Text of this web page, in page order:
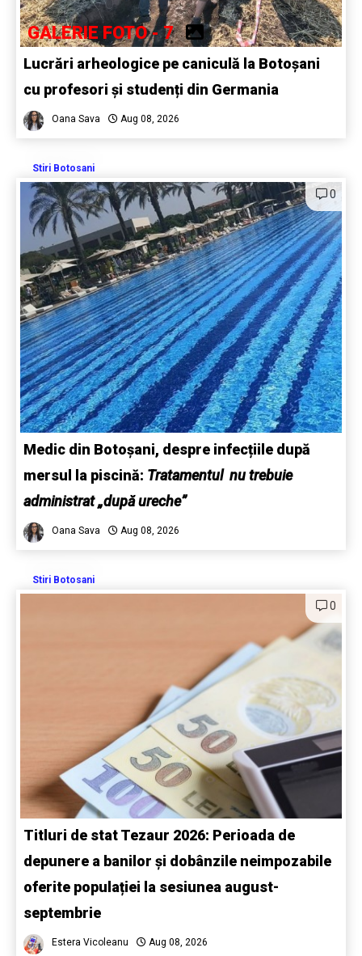
GALERIE FOTO - 7
Lucrări arheologice pe caniculă la Botoșani
cu profesori și studenți din Germania
Oana Sava Aug 08, 2026
Stiri Botosani
0
Medic din Botoșani, despre infecțiile după
mersul la piscină: Tratamentul nu trebuie
administrat „după ureche”
Oana Sava Aug 08, 2026
Stiri Botosani
0
Titluri de stat Tezaur 2026: Perioada de
depunere a banilor și dobânzile neimpozabile
oferite populației la sesiunea august-
septembrie
Estera Vicoleanu Aug 08, 2026